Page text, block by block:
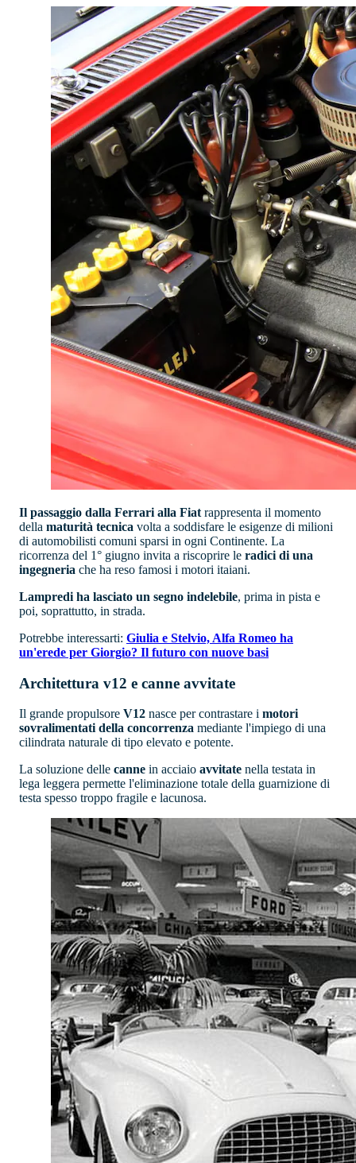
Il passaggio dalla Ferrari alla Fiat rappresenta il momento
della maturità tecnica volta a soddisfare le esigenze di milioni
di automobilisti comuni sparsi in ogni Continente. La
ricorrenza del 1° giugno invita a riscoprire le radici di una
ingegneria che ha reso famosi i motori itaiani.
Lampredi ha lasciato un segno indelebile, prima in pista e
poi, soprattutto, in strada.
Potrebbe interessarti: Giulia e Stelvio, Alfa Romeo ha
un'erede per Giorgio? Il futuro con nuove basi
Architettura v12 e canne avvitate
Il grande propulsore V12 nasce per contrastare i motori
sovralimentati della concorrenza mediante l'impiego di una
cilindrata naturale di tipo elevato e potente.
La soluzione delle canne in acciaio avvitate nella testata in
lega leggera permette l'eliminazione totale della guarnizione di
testa spesso troppo fragile e lacunosa.